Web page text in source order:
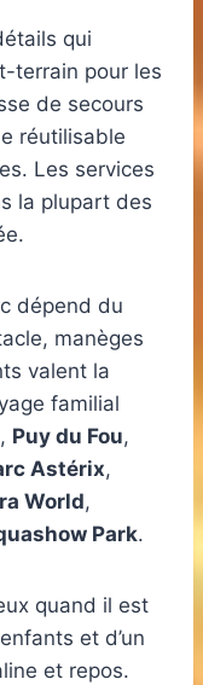
qui
terrain pour les
de secours
réutilisable
Les services
la plupart des
dépend du
manèges
valent la
familial
, Puy du Fou,
Astérix,
World,
Park.
quand il est
et d’un
et repos.